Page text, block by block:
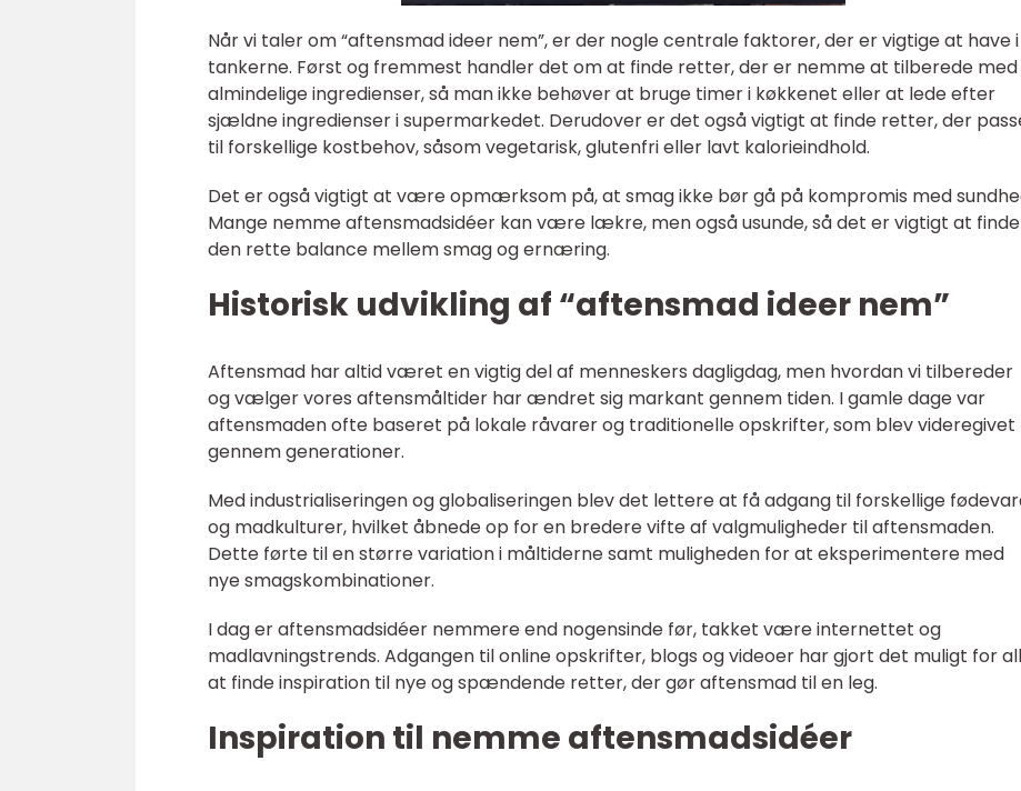
Når vi taler om “aftensmad ideer nem”, er der nogle centrale faktorer, der er vigtige at have i
tankerne. Først og fremmest handler det om at finde retter, der er nemme at tilberede med
almindelige ingredienser, så man ikke behøver at bruge timer i køkkenet eller at lede efter
sjældne ingredienser i supermarkedet. Derudover er det også vigtigt at finde retter, der
til forskellige kostbehov, såsom vegetarisk, glutenfri eller lavt kalorieindhold.
Det er også vigtigt at være opmærksom på, at smag ikke bør gå på kompromis med
Mange nemme aftensmadsidéer kan være lækre, men også usunde, så det er vigtigt at finde
den rette balance mellem smag og ernæring.
Historisk udvikling af “aftensmad ideer nem”
Aftensmad har altid været en vigtig del af menneskers dagligdag, men hvordan vi tilbereder
og vælger vores aftensmåltider har ændret sig markant gennem tiden. I gamle dage var
aftensmaden ofte baseret på lokale råvarer og traditionelle opskrifter, som blev videregivet
gennem generationer.
Med industrialiseringen og globaliseringen blev det lettere at få adgang til forskellige
og madkulturer, hvilket åbnede op for en bredere vifte af valgmuligheder til aftensmaden.
Dette førte til en større variation i måltiderne samt muligheden for at eksperimentere med
nye smagskombinationer.
I dag er aftensmadsidéer nemmere end nogensinde før, takket være internettet og
madlavningstrends. Adgangen til online opskrifter, blogs og videoer har gjort det muligt for
at finde inspiration til nye og spændende retter, der gør aftensmad til en leg.
Inspiration til nemme aftensmadsidéer